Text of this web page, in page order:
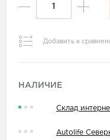
Добавить к
НАЛИЧИЕ
Склад
Autolife